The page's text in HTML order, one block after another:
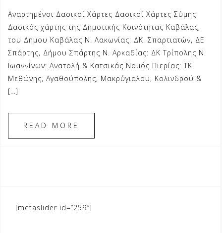
Αναρτημένοι Δασικοί Χάρτες Δασικοί Χάρτες Σύμης
Δασικός χάρτης της Δημοτικής Κοινότητας Καβάλας,
του Δήμου Καβάλας Ν. Λακωνίας: ΔΚ. Σπαρτιατών, ΔΕ
Σπάρτης, Δήμου Σπάρτης Ν. Αρκαδίας: ΔΚ Τρίπολης Ν.
Ιωαννίνων: Ανατολή & Κατσικάς Νομός Πιερίας: ΤΚ
Μεθώνης, Αγαθούπολης, Μακρύγιαλου, Κολινδρού &
[…]
READ MORE
[metaslider id=”259″]